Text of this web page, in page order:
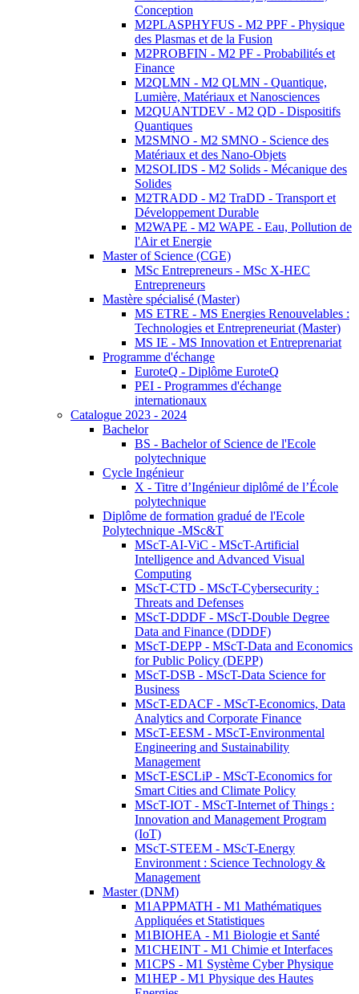
Conception
M2PLASPHYFUS - M2 PPF - Physique
des Plasmas et de la Fusion
M2PROBFIN - M2 PF - Probabilités et
Finance
M2QLMN - M2 QLMN - Quantique,
Lumière, Matériaux et Nanosciences
M2QUANTDEV - M2 QD - Dispositifs
Quantiques
M2SMNO - M2 SMNO - Science des
Matériaux et des Nano-Objets
M2SOLIDS - M2 Solids - Mécanique des
Solides
M2TRADD - M2 TraDD - Transport et
Développement Durable
M2WAPE - M2 WAPE - Eau, Pollution de
l'Air et Energie
Master of Science (CGE)
MSc Entrepreneurs - MSc X-HEC
Entrepreneurs
Mastère spécialisé (Master)
MS ETRE - MS Energies Renouvelables :
Technologies et Entrepreneuriat (Master)
MS IE - MS Innovation et Entreprenariat
Programme d'échange
EuroteQ - Diplôme EuroteQ
PEI - Programmes d'échange
internationaux
Catalogue 2023 - 2024
Bachelor
BS - Bachelor of Science de l'Ecole
polytechnique
Cycle Ingénieur
X - Titre d’Ingénieur diplômé de l’École
polytechnique
Diplôme de formation gradué de l'Ecole
Polytechnique -MSc&T
MScT-AI-ViC - MScT-Artificial
Intelligence and Advanced Visual
Computing
MScT-CTD - MScT-Cybersecurity :
Threats and Defenses
MScT-DDDF - MScT-Double Degree
Data and Finance (DDDF)
MScT-DEPP - MScT-Data and Economics
for Public Policy (DEPP)
MScT-DSB - MScT-Data Science for
Business
MScT-EDACF - MScT-Economics, Data
Analytics and Corporate Finance
MScT-EESM - MScT-Environmental
Engineering and Sustainability
Management
MScT-ESCLiP - MScT-Economics for
Smart Cities and Climate Policy
MScT-IOT - MScT-Internet of Things :
Innovation and Management Program
(IoT)
MScT-STEEM - MScT-Energy
Environment : Science Technology &
Management
Master (DNM)
M1APPMATH - M1 Mathématiques
Appliquées et Statistiques
M1BIOHEA - M1 Biologie et Santé
M1CHEINT - M1 Chimie et Interfaces
M1CPS - M1 Système Cyber Physique
M1HEP - M1 Physique des Hautes